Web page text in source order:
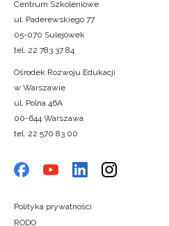
Centrum Szkoleniowe
ul. Paderewskiego 77
05-070 Sulejówek
tel. 22 783 37 84
Ośrodek Rozwoju Edukacji
w Warszawie
ul. Polna 46A
00-644 Warszawa
tel. 22 570 83 00
Polityka prywatności
RODO